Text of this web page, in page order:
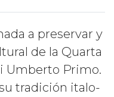
a preservar y
de la Quarta
Umberto Primo.
tradición italo-